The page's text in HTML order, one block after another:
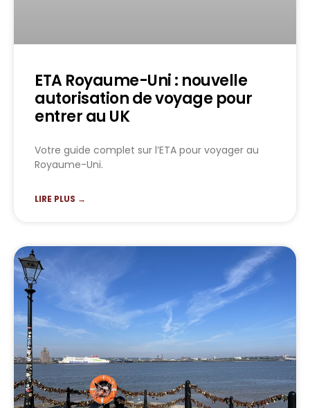
ETA Royaume-Uni : nouvelle
autorisation de voyage pour
entrer au UK
Votre guide complet sur l’ETA pour voyager au
Royaume-Uni.
LIRE PLUS →